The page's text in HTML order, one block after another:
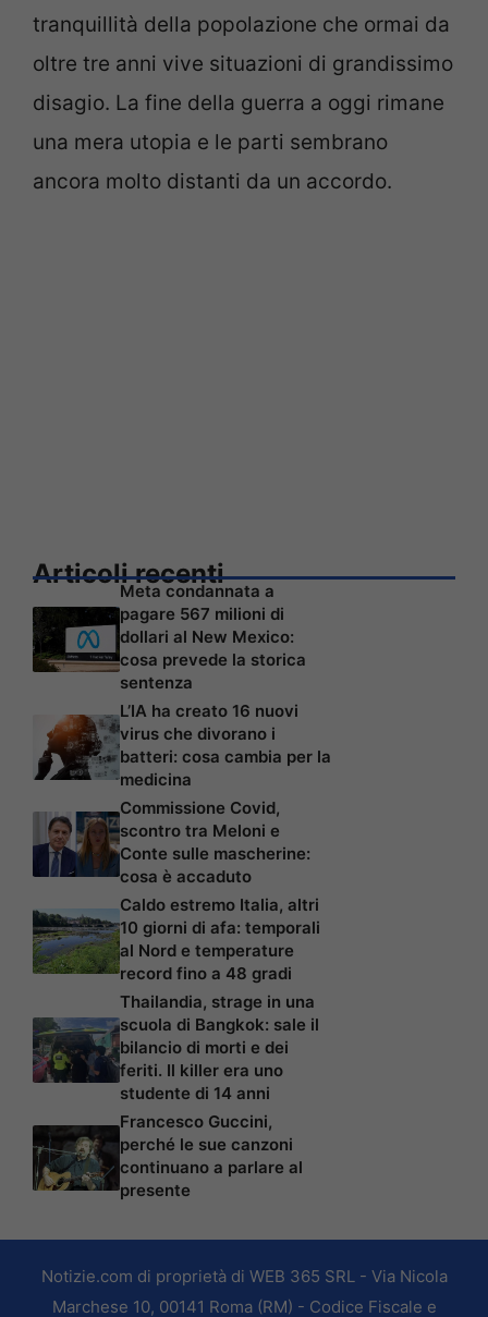
tranquillità della popolazione che ormai da
oltre tre anni vive situazioni di grandissimo
disagio. La fine della guerra a oggi rimane
una mera utopia e le parti sembrano
ancora molto distanti da un accordo.
Articoli recenti
Meta condannata a
pagare 567 milioni di
dollari al New Mexico:
cosa prevede la storica
sentenza
L’IA ha creato 16 nuovi
virus che divorano i
batteri: cosa cambia per la
medicina
Commissione Covid,
scontro tra Meloni e
Conte sulle mascherine:
cosa è accaduto
Caldo estremo Italia, altri
10 giorni di afa: temporali
al Nord e temperature
record fino a 48 gradi
Thailandia, strage in una
scuola di Bangkok: sale il
bilancio di morti e dei
feriti. Il killer era uno
studente di 14 anni
Francesco Guccini,
perché le sue canzoni
continuano a parlare al
presente
Notizie.com di proprietà di WEB 365 SRL - Via Nicola
Marchese 10, 00141 Roma (RM) - Codice Fiscale e